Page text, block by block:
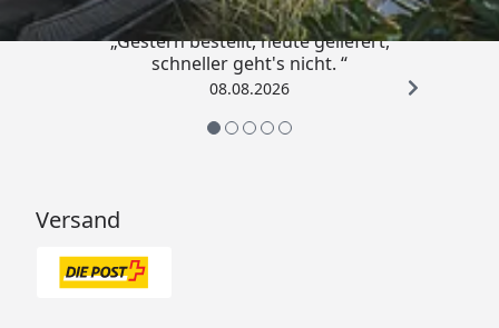
„Gestern bestellt, heute geliefert,
schneller geht's nicht. “
08.08.2026
Versand